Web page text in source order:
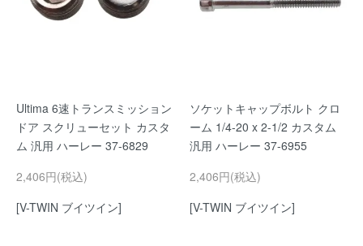
Ultima 6速トランスミッション
ドア スクリューセット カスタ
ム 汎用 ハーレー 37-6829
2,406円(税込)
[V-TWIN ブイツイン]
ソケットキャップボルト クロ
ーム 1/4-20 x 2-1/2 カスタム
汎用 ハーレー 37-6955
2,406円(税込)
[V-TWIN ブイツイン]